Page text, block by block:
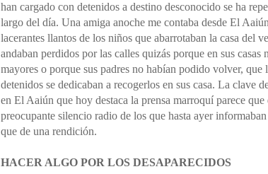
han cargado con detenidos a destino desconocido se ha
largo del día. Una amiga anoche me contaba desde El
lacerantes llantos de los niños que abarrotaban la casa del
andaban perdidos por las calles quizás porque en sus casas
mayores o porque sus padres no habían podido volver, que
detenidos se dedicaban a recogerlos en sus casa. La clave
en El Aaiún que hoy destaca la prensa marroquí parece que
preocupante silencio radio de los que hasta ayer
que de una rendición.
HACER ALGO POR LOS DESAPARECIDOS